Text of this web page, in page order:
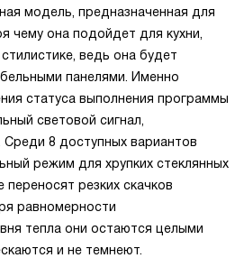
модель, предназначенная для
чему она подойдет для кухни,
ведь она будет
панелями. Именно
статуса выполнения программы
световой сигнал,
Среди 8 доступных вариантов
режим для хрупких стеклянных
резких скачков
равномерности
тепла они остаются целыми
и не темнеют.